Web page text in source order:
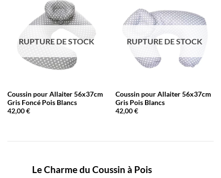
RUPTURE DE STOCK
Coussin pour Allaiter 56x37cm
Gris Foncé Pois Blancs
42,00€
RUPTURE DE STOCK
Coussin pour Allaiter 56x37cm
Gris Pois Blancs
42,00€
Le Charme du Coussin à Pois